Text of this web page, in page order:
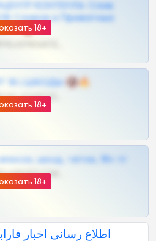
18+
КОНТЕНТА: Слив
Сливов и Приватных
ТГ 🔞💎
18+
18 | ШКОДЫ 🔞🔥
18+
шкод, теток, 18+ тг
اطلاع رسانی اخبار